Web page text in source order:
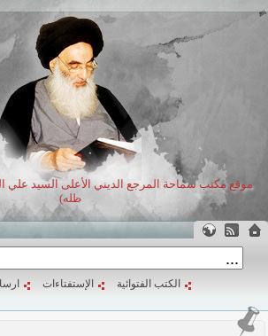
موقع مكتب سماحة المرجع الديني الأعلى السيد علي
ظله)
الكتب الفتوائية الإستفتاءات